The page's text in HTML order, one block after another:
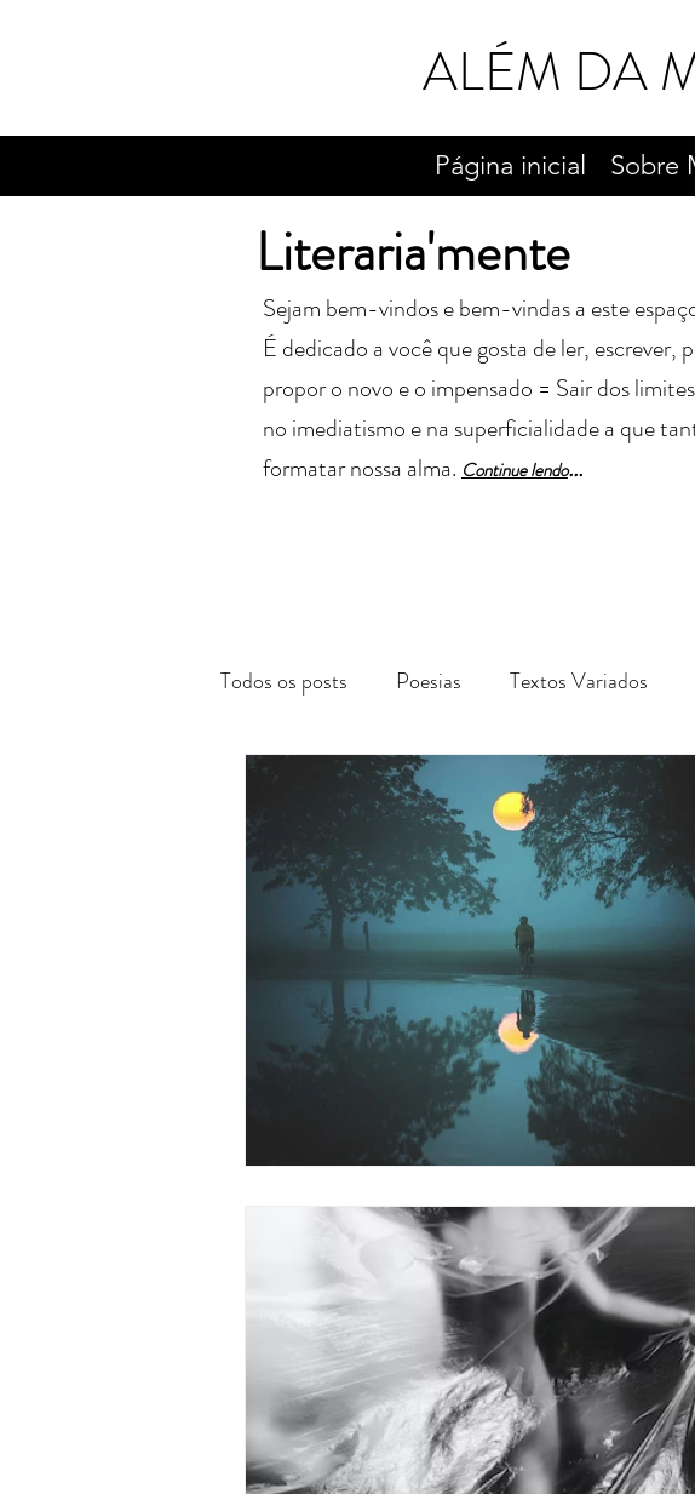
ALÉM DA
Página inicial Sobre
Literaria'mente
Sejam bem-vindos e bem-vindas a este
É dedicado a você que gosta de ler, escrever,
propor o novo e o impensado = Sair dos
no imediatismo e na superficialidade a que
formatar nossa alma. Continue lendo...
Todos os posts Poesias Textos Variados
Reflexões Acadêmicas Viagens e Passeios